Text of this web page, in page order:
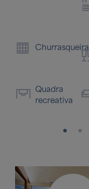
Churrasqueira
Quadra
recreativa